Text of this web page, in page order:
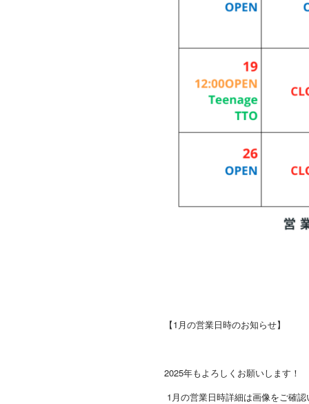
【1月の営業日時のお知らせ】
2025年もよろしくお願いします！
1月の営業日時詳細は画像をご確